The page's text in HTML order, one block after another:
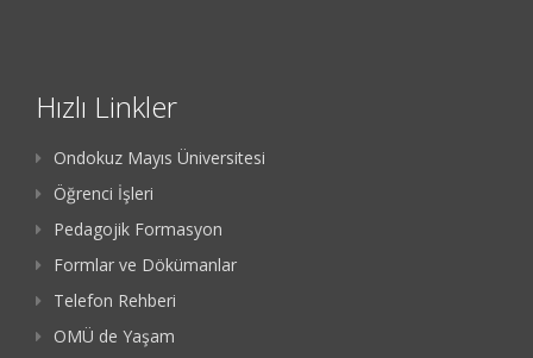
Hızlı Linkler
Ondokuz Mayıs Üniversitesi
Öğrenci İşleri
Pedagojik Formasyon
Formlar ve Dökümanlar
Telefon Rehberi
OMÜ de Yaşam